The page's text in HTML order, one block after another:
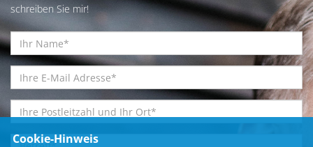
schreiben Sie mir!
Cookie-Hinweis